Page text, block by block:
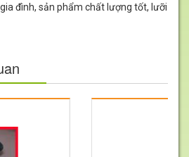
đình, sản phẩm chất lượng tốt, lưỡi